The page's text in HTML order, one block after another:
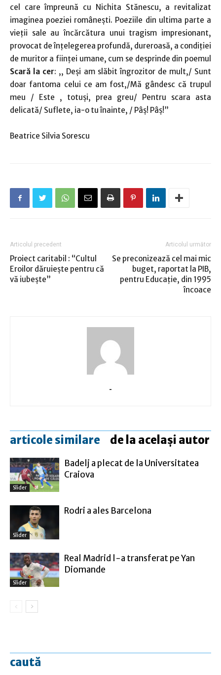
cel care împreună cu Nichita Stănescu, a revitalizat
imaginea poeziei românești. Poeziile din ultima parte a
vieții sale au încărcătura unui tragism impresionant,
provocat de înțelegerea profundă, dureroasă, a condiției
de muritor a ființei umane, cum se desprinde din poemul
Scară la cer: ,, Deși am slăbit îngrozitor de mult,/ Sunt
doar fantoma celui ce am fost,/Mă gândesc că trupul
meu / Este , totuși, prea greu/ Pentru scara asta
delicată/ Suflete, ia-o tu înainte, / Pâș! Pâș!”
Beatrice Silvia Sorescu
Articolul precedent
Proiect caritabil : “Cultul
Eroilor dăruieşte pentru că
vă iubeşte”
Articolul următor
Se preconizează cel mai mic
buget, raportat la PIB,
pentru Educaţie, din 1995
încoace
-
articole similare de la același autor
Slider
Badelj a plecat de la Universitatea
Craiova
Slider
Rodri a ales Barcelona
Slider
Real Madrid l-a transferat pe Yan
Diomande
caută